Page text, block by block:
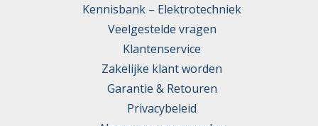
Kennisbank – Elektrotechniek
Veelgestelde vragen
Klantenservice
Zakelijke klant worden
Garantie & Retouren
Privacybeleid